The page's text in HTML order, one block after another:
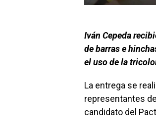
Iván Cepeda
de barras e
el uso de la
La entrega se
representantes
candidato del